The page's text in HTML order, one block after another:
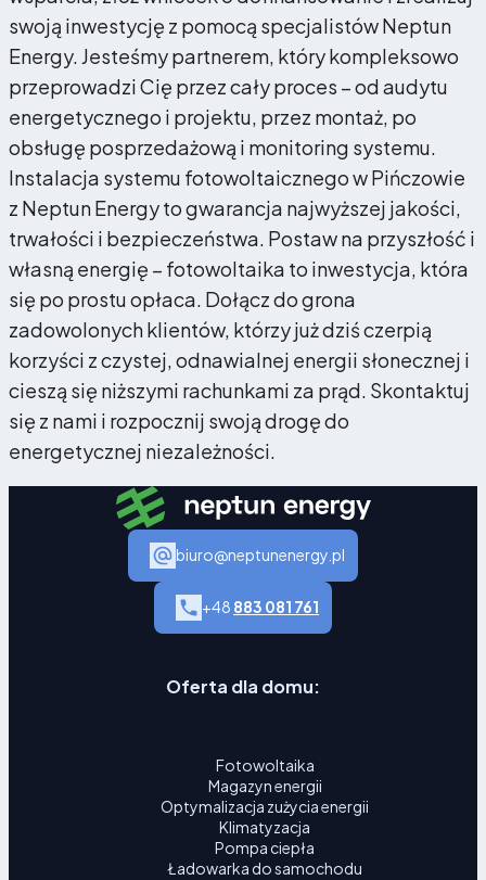
swoją inwestycję z pomocą specjalistów Neptun
Energy. Jesteśmy partnerem, który kompleksowo
przeprowadzi Cię przez cały proces – od audytu
energetycznego i projektu, przez montaż, po
obsługę posprzedażową i monitoring systemu.
Instalacja systemu fotowoltaicznego w Pińczowie
z Neptun Energy to gwarancja najwyższej jakości,
trwałości i bezpieczeństwa. Postaw na przyszłość i
własną energię – fotowoltaika to inwestycja, która
się po prostu opłaca. Dołącz do grona
zadowolonych klientów, którzy już dziś czerpią
korzyści z czystej, odnawialnej energii słonecznej i
cieszą się niższymi rachunkami za prąd. Skontaktuj
się z nami i rozpocznij swoją drogę do
energetycznej niezależności.
biuro@neptunenergy.pl
+48 883 081 761
Oferta dla domu:
Fotowoltaika
Magazyn energii
Optymalizacja zużycia energii
Klimatyzacja
Pompa ciepła
Ładowarka do samochodu